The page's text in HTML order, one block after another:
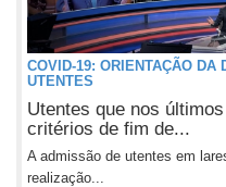
COVID-19: ORIENTAÇÃO DA
UTENTES
Utentes que nos
critérios de fim de...
A admissão de utentes em
realização...